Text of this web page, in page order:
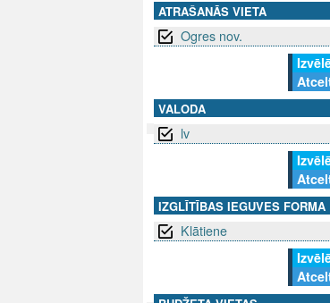
ATRAŠANĀS VIETA
Ogres nov.
VALODA
lv
IZGLĪTĪBAS IEGUVES FORMA
Klātiene